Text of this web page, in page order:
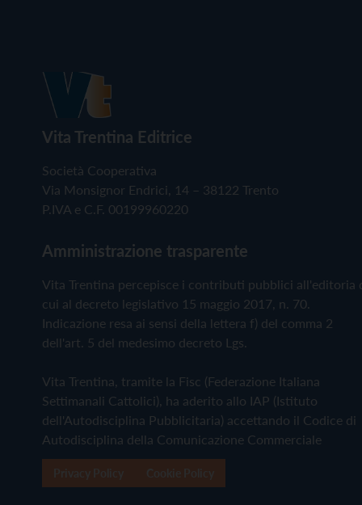
Vita Trentina Editrice
Società Cooperativa
Via Monsignor Endrici, 14 – 38122 Trento
P.IVA e C.F. 00199960220
Amministrazione trasparente
Vita Trentina percepisce i contributi pubblici all'editoria
cui al decreto legislativo 15 maggio 2017, n. 70.
Indicazione resa ai sensi della lettera f) del comma 2
dell'art. 5 del medesimo decreto Lgs.
Vita Trentina, tramite la Fisc (Federazione Italiana
Settimanali Cattolici), ha aderito allo IAP (Istituto
dell'Autodisciplina Pubblicitaria) accettando il Codice di
Autodisciplina della Comunicazione Commerciale